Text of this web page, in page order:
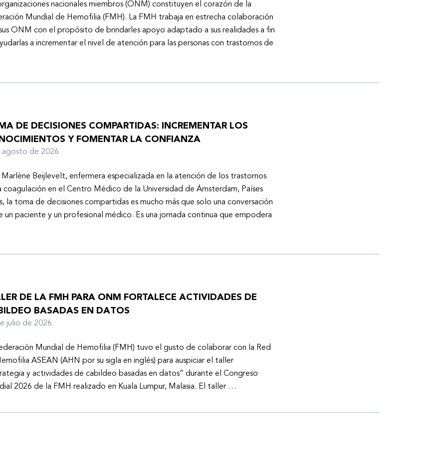
nacionales miembros (ONM) constituyen el corazón de la
Mundial de Hemofilia (FMH). La FMH trabaja en estrecha colaboración
ONM con el propósito de brindarles apoyo adaptado a sus realidades a fin
a incrementar el nivel de atención para las personas con trastornos de
DE DECISIONES COMPARTIDAS: INCREMENTAR LOS
Y FOMENTAR LA CONFIANZA
agosto de 2026
Marlène Beijlevelt, enfermera especializada en la atención de los trastornos
coagulación en el Centro Médico de la Universidad de Ámsterdam, Países
la toma de decisiones compartidas es mucho más que solo una conversación
un paciente y un profesional médico. Es una jornada continua que empodera
DE LA FMH PARA ONM FORTALECE ACTIVIDADES DE
BASADAS EN DATOS
julio de 2026
Mundial de Hemofilia (FMH) tuvo el gusto de colaborar con la Red
ASEAN (AHN por su sigla en inglés) para auspiciar el taller
y actividades de cabildeo basadas en datos” durante el Congreso
2026 de la FMH realizado en Kuala Lumpur, Malasia. El taller …